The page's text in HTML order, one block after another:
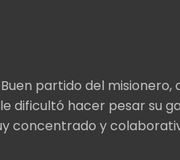
Buen partido del
dificultó hacer pesar su
concentrado y